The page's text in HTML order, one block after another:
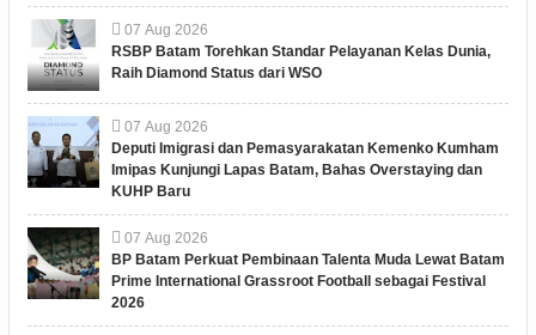
07 Aug 2026
RSBP Batam Torehkan Standar Pelayanan Kelas Dunia,
Raih Diamond Status dari WSO
07 Aug 2026
Deputi Imigrasi dan Pemasyarakatan Kemenko Kumham
Imipas Kunjungi Lapas Batam, Bahas Overstaying dan
KUHP Baru
07 Aug 2026
BP Batam Perkuat Pembinaan Talenta Muda Lewat Batam
Prime International Grassroot Football sebagai Festival
2026